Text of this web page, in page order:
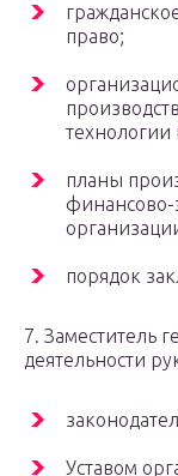
право;
технологии
планы
финансово-
порядок
7. Заместитель
деятельности
Уставом